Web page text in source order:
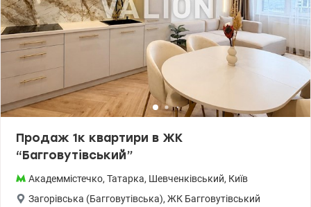
Продаж 1к квартири в ЖК
“Багговутівський”
Академмістечко, Татарка, Шевченківський, Київ
Загорівська (Багговутівська), ЖК Багговутівський